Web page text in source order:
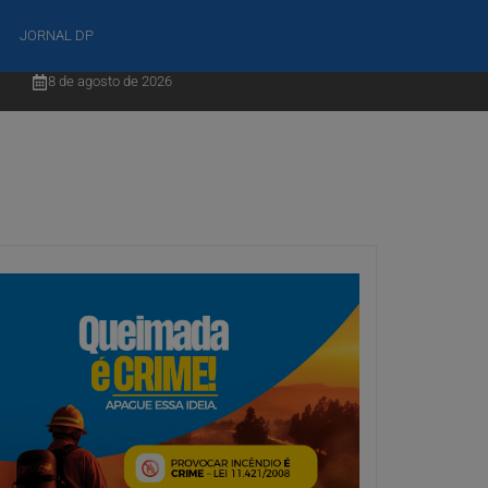
JORNAL DP
8 de agosto de 2026